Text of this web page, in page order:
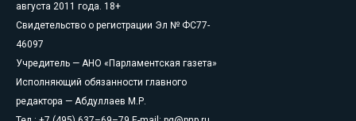
августа 2011 года. 18+
Свидетельство о регистрации Эл № ФС77-
46097
Учредитель — АНО «Парламентская газета»
Исполняющий обязанности главного
редактора — Абдуллаев М.Р.